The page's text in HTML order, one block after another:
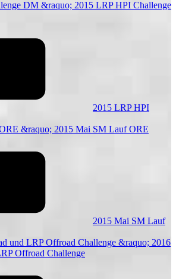
2015 LRP HPI
2015 Mai SM Lauf